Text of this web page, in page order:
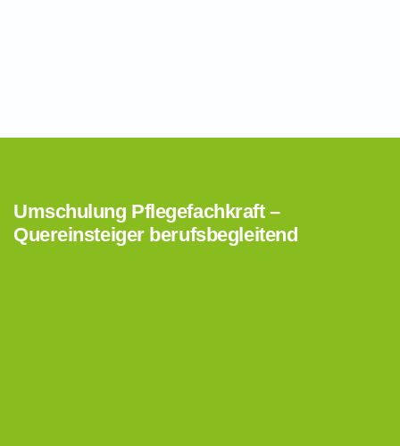
Umschulung Pflegefachkraft –
Quereinsteiger berufsbegleitend